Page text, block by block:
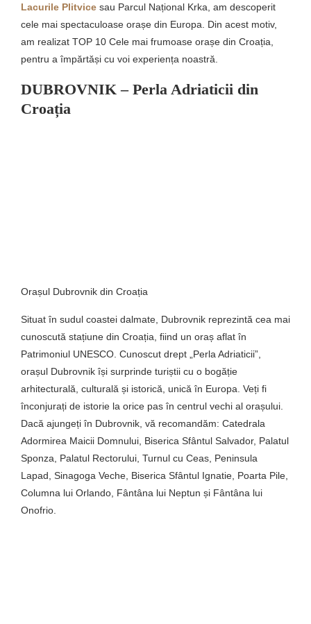
Lacurile Plitvice sau Parcul Național Krka, am descoperit
cele mai spectaculoase orașe din Europa. Din acest motiv,
am realizat TOP 10 Cele mai frumoase orașe din Croația,
pentru a împărtăși cu voi experiența noastră.
DUBROVNIK – Perla Adriaticii din
Croația
Orașul Dubrovnik din Croația
Situat în sudul coastei dalmate, Dubrovnik reprezintă cea mai
cunoscută stațiune din Croația, fiind un oraș aflat în
Patrimoniul UNESCO. Cunoscut drept „Perla Adriaticii”,
orașul Dubrovnik își surprinde turiștii cu o bogăție
arhitecturală, culturală și istorică, unică în Europa. Veți fi
înconjurați de istorie la orice pas în centrul vechi al orașului.
Dacă ajungeți în Dubrovnik, vă recomandăm: Catedrala
Adormirea Maicii Domnului, Biserica Sfântul Salvador, Palatul
Sponza, Palatul Rectorului, Turnul cu Ceas, Peninsula
Lapad, Sinagoga Veche, Biserica Sfântul Ignatie, Poarta Pile,
Columna lui Orlando, Fântâna lui Neptun și Fântâna lui
Onofrio.